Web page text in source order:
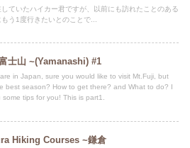
していたハイカー君ですが、以前にも訪れたことのある
う1度行きたいとのことで...
士山 ~(Yamanashi) #1
in Japan, sure you would like to visit Mt.Fuji, but
best season? How to get there? and What to do? I
some tips for you! This is part1.
Hiking Courses ~鎌倉